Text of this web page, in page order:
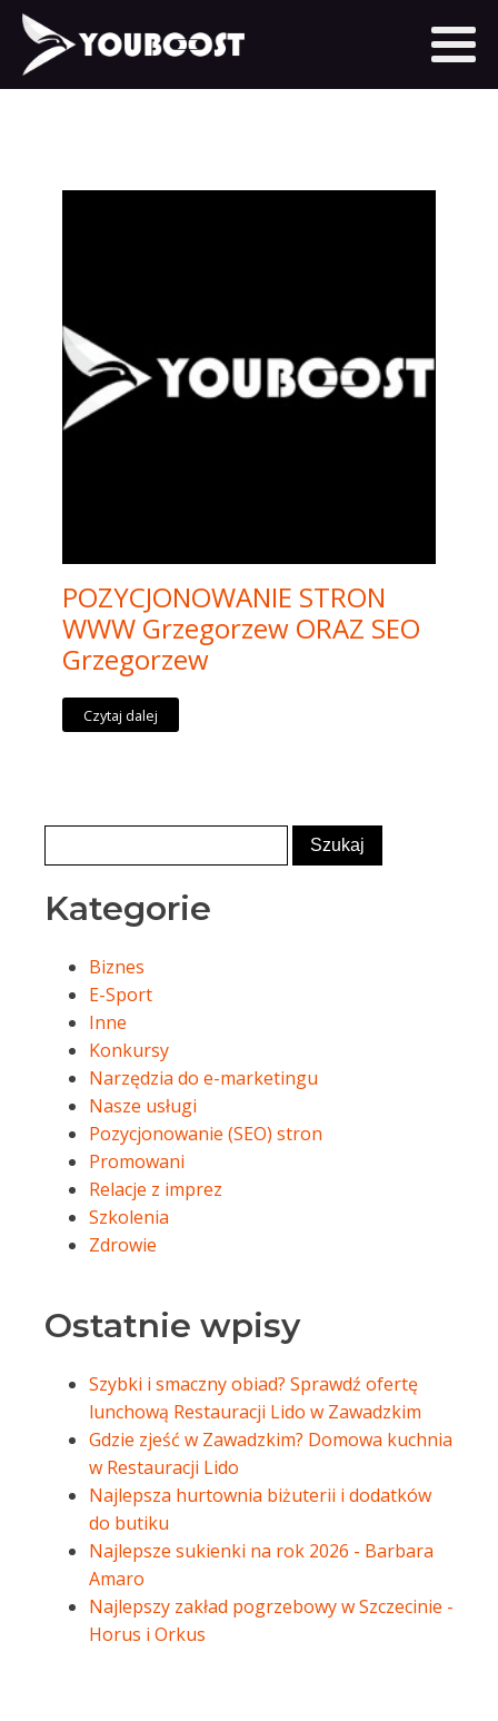
POZYCJONOWANIE STRON
WWW Grzegorzew ORAZ SEO
Grzegorzew
Czytaj dalej
Kategorie
Biznes
E-Sport
Inne
Konkursy
Narzędzia do e-marketingu
Nasze usługi
Pozycjonowanie (SEO) stron
Promowani
Relacje z imprez
Szkolenia
Zdrowie
Ostatnie wpisy
Szybki i smaczny obiad? Sprawdź ofertę
lunchową Restauracji Lido w Zawadzkim
Gdzie zjeść w Zawadzkim? Domowa kuchnia
w Restauracji Lido
Najlepsza hurtownia biżuterii i dodatków
do butiku
Najlepsze sukienki na rok 2026 - Barbara
Amaro
Najlepszy zakład pogrzebowy w Szczecinie -
Horus i Orkus